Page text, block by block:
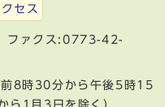
セス
ファクス:0773-42-
8時30分から午後5時15
ら1月3日を除く）